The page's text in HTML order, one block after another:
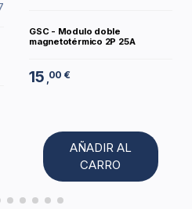
GSC - Modulo doble
magnetotérmico 2P 25A
15 ,00 €
AÑADIR AL
CARRO